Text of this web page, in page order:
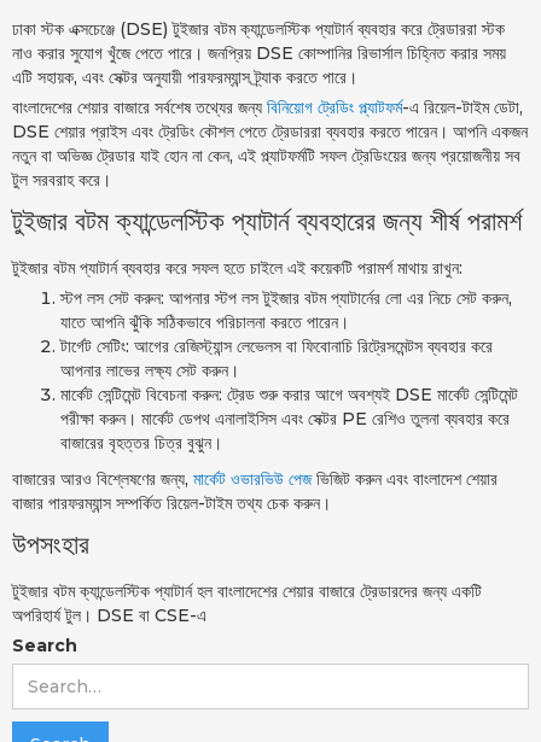
ঢাকা স্টক এক্সচেঞ্জে (DSE) টুইজার বটম ক্যান্ডেলস্টিক প্যাটার্ন ব্যবহার করে ট্রেডাররা স্টক
নাও করার সুযোগ খুঁজে পেতে পারে। জনপ্রিয় DSE কোম্পানির রিভার্সাল চিহ্নিত করার সময়
এটি সহায়ক, এবং সেক্টর অনুযায়ী পারফরম্যান্স ট্র্যাক করতে পারে।
বাংলাদেশের শেয়ার বাজারে সর্বশেষ তথ্যের জন্য বিনিয়োগ ট্রেডিং প্ল্যাটফর্ম-এ রিয়েল-টাইম ডেটা,
DSE শেয়ার প্রাইস এবং ট্রেডিং কৌশল পেতে ট্রেডাররা ব্যবহার করতে পারেন। আপনি একজন
নতুন বা অভিজ্ঞ ট্রেডার যাই হোন না কেন, এই প্ল্যাটফর্মটি সফল ট্রেডিংয়ের জন্য প্রয়োজনীয় সব
টুল সরবরাহ করে।
টুইজার বটম ক্যান্ডেলস্টিক প্যাটার্ন ব্যবহারের জন্য শীর্ষ পরামর্শ
টুইজার বটম প্যাটার্ন ব্যবহার করে সফল হতে চাইলে এই কয়েকটি পরামর্শ মাথায় রাখুন:
স্টপ লস সেট করুন: আপনার স্টপ লস টুইজার বটম প্যাটার্নের লো এর নিচে সেট করুন,
যাতে আপনি ঝুঁকি সঠিকভাবে পরিচালনা করতে পারেন।
টার্গেট সেটিং: আগের রেজিস্ট্যান্স লেভেলস বা ফিবোনাচি রিট্রেসমেন্টস ব্যবহার করে
আপনার লাভের লক্ষ্য সেট করুন।
মার্কেট সেন্টিমেন্ট বিবেচনা করুন: ট্রেড শুরু করার আগে অবশ্যই DSE মার্কেট সেন্টিমেন্ট
পরীক্ষা করুন। মার্কেট ডেপথ এনালাইসিস এবং সেক্টর PE রেশিও তুলনা ব্যবহার করে
বাজারের বৃহত্তর চিত্র বুঝুন।
বাজারের আরও বিশ্লেষণের জন্য, মার্কেট ওভারভিউ পেজভিজিট করুন এবং বাংলাদেশ শেয়ার
বাজার পারফরম্যান্স সম্পর্কিত রিয়েল-টাইম তথ্য চেক করুন।
উপসংহার
টুইজার বটম ক্যান্ডেলস্টিক প্যাটার্ন হল বাংলাদেশের শেয়ার বাজারে ট্রেডারদের জন্য একটি
অপরিহার্য টুল। DSE বা CSE-এ
Search